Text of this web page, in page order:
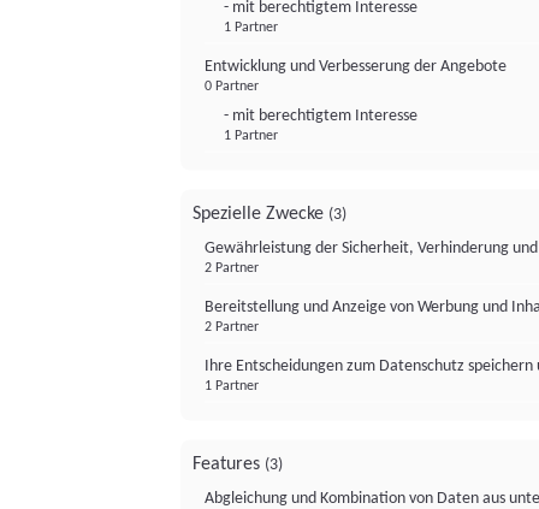
- mit berechtigtem Interesse
1 Partner
Entwicklung und Verbesserung der Angebote
0 Partner
- mit berechtigtem Interesse
1 Partner
Spezielle Zwecke (3)
Gewährleistung der Sicherheit, Verhinderung
2 Partner
Bereitstellung und Anzeige von Werbung und
2 Partner
Ihre Entscheidungen zum Datenschutz
1 Partner
Features (3)
Abgleichung und Kombination von Daten aus